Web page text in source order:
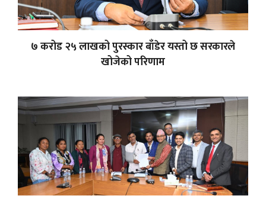
७ करोड २५ लाखको पुरस्कार बाँडेर यस्तो छ सरकारले
खोजेको परिणाम